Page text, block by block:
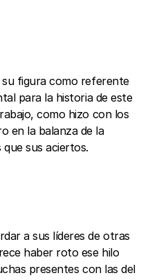
su figura como referente
para la historia de este
como hizo con los
en la balanza de la
sus aciertos.
a sus líderes de otras
haber roto ese hilo
presentes con las del